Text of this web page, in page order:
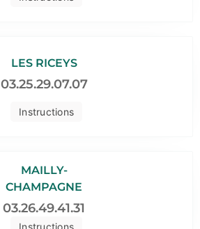
Instructions
LES RICEYS
03.25.29.07.07
MAILLY-
CHAMPAGNE
03.26.49.41.31